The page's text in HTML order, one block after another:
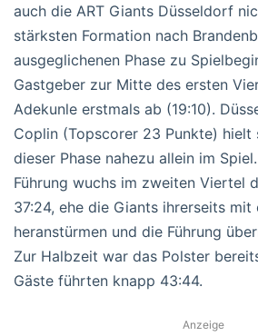
auch die ART Giants Düsseldorf
stärksten Formation nach
ausgeglichenen Phase zu
Gastgeber zur Mitte des ersten
Adekunle erstmals ab (19:10).
Coplin (Topscorer 23 Punkte) hielt
dieser Phase nahezu allein im
Führung wuchs im zweiten Viertel
37:24, ehe die Giants ihrerseits mit
heranstürmen und die Führung
Zur Halbzeit war das Polster
Gäste führten knapp 43:44.
Anzeige